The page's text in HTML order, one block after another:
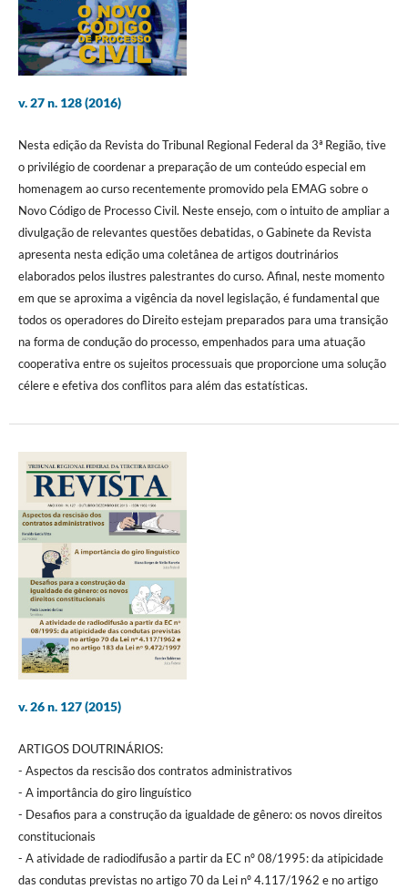
v. 27 n. 128 (2016)
Nesta edição da Revista do Tribunal Regional Federal da 3ª Região, tive
o privilégio de coordenar a preparação de um conteúdo especial em
homenagem ao curso recentemente promovido pela EMAG sobre o
Novo Código de Processo Civil. Neste ensejo, com o intuito de ampliar a
divulgação de relevantes questões debatidas, o Gabinete da Revista
apresenta nesta edição uma coletânea de artigos doutrinários
elaborados pelos ilustres palestrantes do curso. Afinal, neste momento
em que se aproxima a vigência da novel legislação, é fundamental que
todos os operadores do Direito estejam preparados para uma transição
na forma de condução do processo, empenhados para uma atuação
cooperativa entre os sujeitos processuais que proporcione uma solução
célere e efetiva dos conflitos para além das estatísticas.
v. 26 n. 127 (2015)
ARTIGOS DOUTRINÁRIOS:
- Aspectos da rescisão dos contratos administrativos
- A importância do giro linguístico
- Desafios para a construção da igualdade de gênero: os novos direitos
constitucionais
- A atividade de radiodifusão a partir da EC nº 08/1995: da atipicidade
das condutas previstas no artigo 70 da Lei nº 4.117/1962 e no artigo